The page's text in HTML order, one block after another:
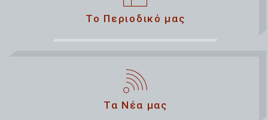
Το Περιοδικό μας
Τα Νέα μας